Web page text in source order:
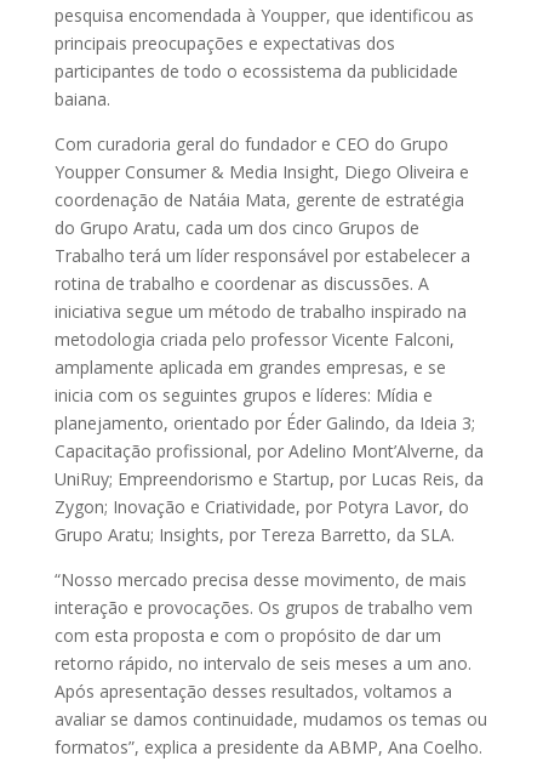
pesquisa encomendada à Youpper, que identificou as
principais preocupações e expectativas dos
participantes de todo o ecossistema da publicidade
baiana.
Com curadoria geral do fundador e CEO do Grupo
Youpper Consumer & Media Insight, Diego Oliveira e
coordenação de Natáia Mata, gerente de estratégia
do Grupo Aratu, cada um dos cinco Grupos de
Trabalho terá um líder responsável por estabelecer a
rotina de trabalho e coordenar as discussões. A
iniciativa segue um método de trabalho inspirado na
metodologia criada pelo professor Vicente Falconi,
amplamente aplicada em grandes empresas, e se
inicia com os seguintes grupos e líderes: Mídia e
planejamento, orientado por Éder Galindo, da Ideia 3;
Capacitação profissional, por Adelino Mont’Alverne, da
UniRuy; Empreendorismo e Startup, por Lucas Reis, da
Zygon; Inovação e Criatividade, por Potyra Lavor, do
Grupo Aratu; Insights, por Tereza Barretto, da SLA.
“Nosso mercado precisa desse movimento, de mais
interação e provocações. Os grupos de trabalho vem
com esta proposta e com o propósito de dar um
retorno rápido, no intervalo de seis meses a um ano.
Após apresentação desses resultados, voltamos a
avaliar se damos continuidade, mudamos os temas ou
formatos”, explica a presidente da ABMP, Ana Coelho.